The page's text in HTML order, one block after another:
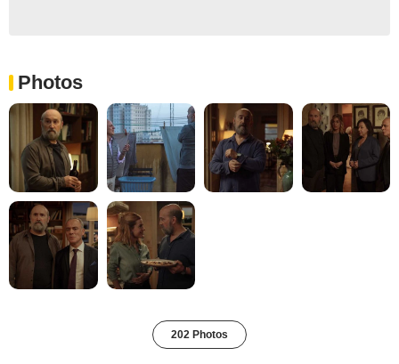
Photos
202 Photos